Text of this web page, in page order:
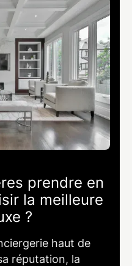
prendre en
la meilleure
?
haut de
réputation, la